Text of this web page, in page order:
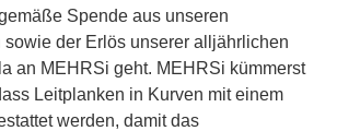
Spende aus unseren
sowie der Erlös unserer alljährlichen
an MEHRSi geht. MEHRSi kümmerst
Leitplanken in Kurven mit einem
werden, damit das